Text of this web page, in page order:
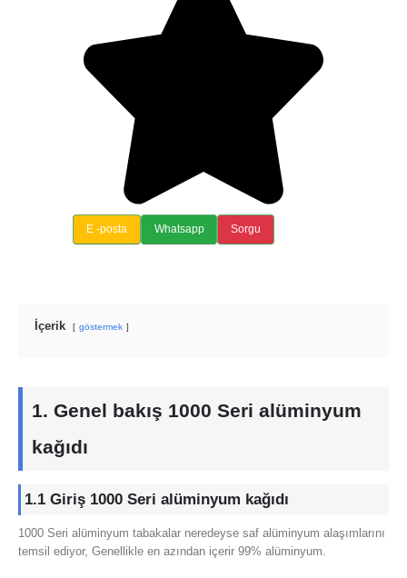
E -posta Whatsapp Sorgu
İçerik göstermek
1. Genel bakış 1000 Seri alüminyum
kağıdı
1.1 Giriş 1000 Seri alüminyum kağıdı
1000 Seri alüminyum tabakalar neredeyse saf alüminyum alaşımlarını
temsil ediyor, Genellikle en azından içerir 99% alüminyum.